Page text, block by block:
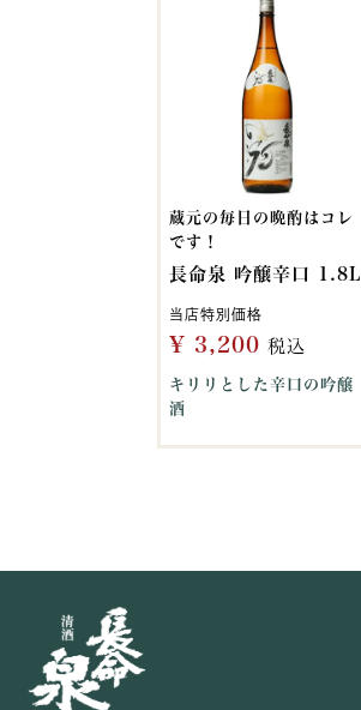
蔵元の毎日の晩酌はコレ
です！
長命泉 吟醸辛口 1.8L
当店特別価格
¥ 3,200 税込
キリリとした辛口の吟醸
酒